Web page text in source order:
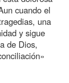
cuando el
una
y sigue
de Dios,